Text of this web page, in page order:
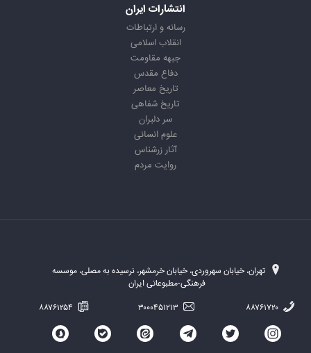
انتشارات ایران
رسانه و ارتباطات
انقلاب اسلامی
جبهه مقاومت
دفاع مقدس
تاریخ معاصر
تاریخ شفاهی
سر دلبران
علوم انسانی
آثار زرشناس
روایت مردم
تهران، خیابان سهروردی، خیابان خرمشهر، نرسیده به مصلی، موسسه
فرهنگی-مطبوعاتی ایران